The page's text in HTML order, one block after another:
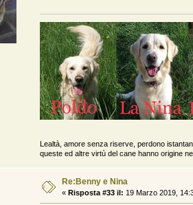
Lealtà, amore senza riserve, perdono
queste ed altre virtù del cane hanno origine
Re:Benny e Nina
« Risposta #33 il: 19 Marzo 2019,